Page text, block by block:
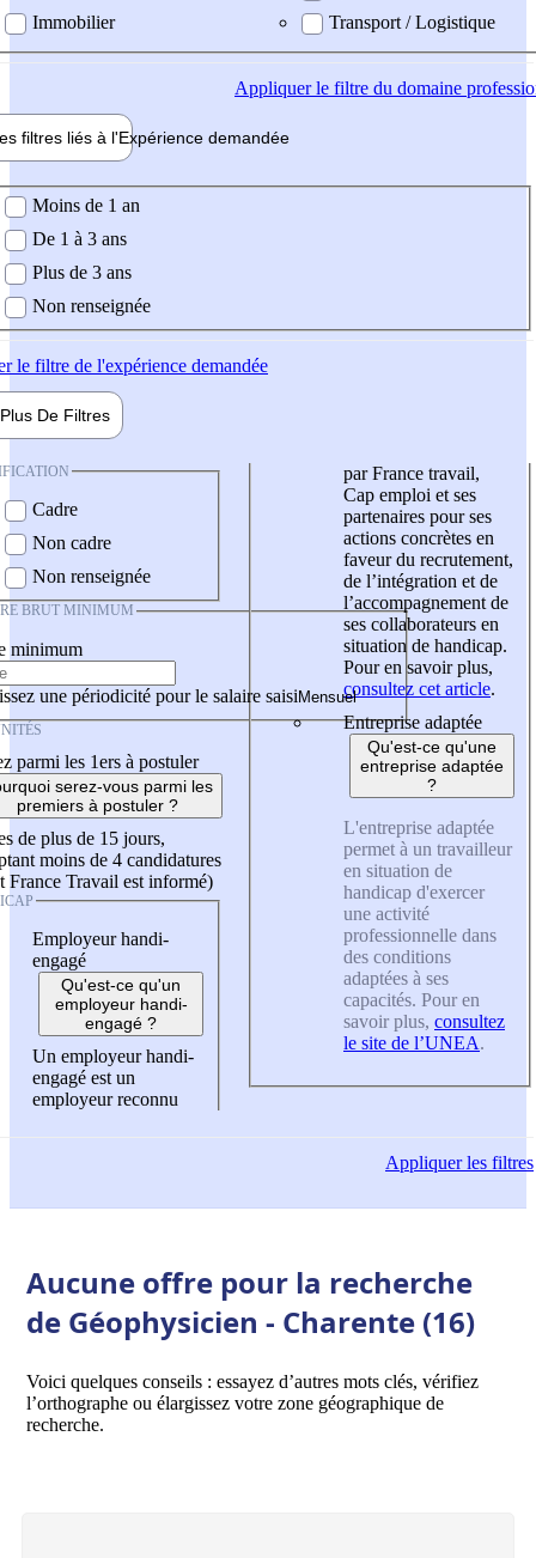
Immobilier
Transport / Logistique
Appliquerle filtre du domaine
filtres liés à l'Expérience demandée
demandée
Moins de 1 an
De 1 à 3 ans
Plus de 3 ans
Non renseignée
le filtre de l'expérience demandée
Plus De Filtres
Cadre
Non cadre
Non renseignée
BRUT MINIMUM
minimum
une périodicité pour le salaire saisi
parmi les 1ers à postuler
serez-vous parmi les
premiers à postuler ?
de plus de 15 jours,
moins de 4 candidatures
France Travail est informé)
Employeur handi-
engagé
Qu'est-ce qu'un
employeur handi-
engagé ?
Un employeur handi-
engagé est un
employeur reconnu
par France travail,
Cap emploi et ses
partenaires pour ses
actions concrètes en
faveur du recrutement,
de l’intégration et de
l’accompagnement de
ses collaborateurs en
situation de handicap.
Pour en savoir plus,
consultez cet article.
Entreprise adaptée
Qu'est-ce qu'une
entreprise adaptée
?
L'entreprise adaptée
permet à un travailleur
en situation de
handicap d'exercer
une activité
professionnelle dans
des conditions
adaptées à ses
capacités. Pour en
savoir plus, consultez
le site de l’UNEA.
Appliquerles filtres
Aucune offre pour la recherche
de Géophysicien - Charente (16)
Voici quelques conseils : essayez d’autres mots clés, vérifiez
l’orthographe ou élargissez votre zone géographique de
recherche.